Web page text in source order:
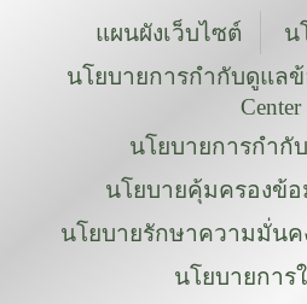
แผนผังเว็บไซต์
น
นโยบายการกำกับดูแลข้
Center
นโยบายการกำกั
นโยบายคุ้มครองข้
นโยบายรักษาความมั่นค
นโยบายการ